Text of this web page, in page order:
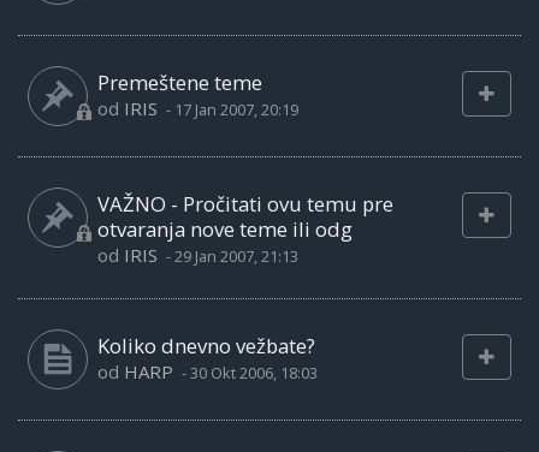
Premeštene teme
od IRIS - 17 Jan 2007, 20:19
VAŽNO - Pročitati ovu temu pre
otvaranja nove teme ili odg
od IRIS -29 Jan 2007, 21:13
Koliko dnevno vežbate?
od HARP -30 Okt 2006, 18:03